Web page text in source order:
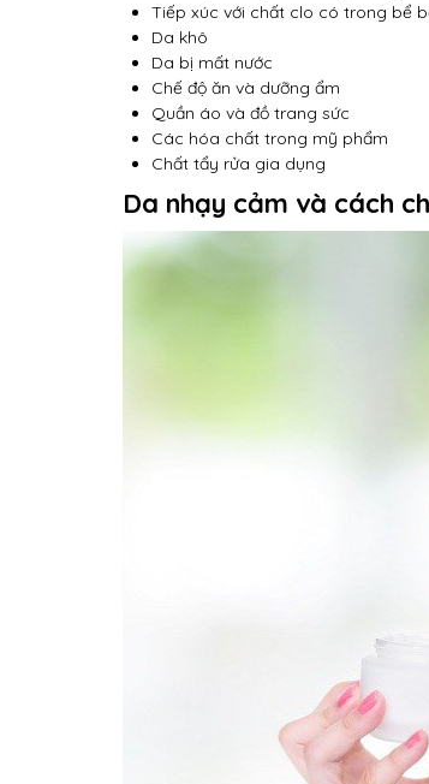
Tiếp xúc với chất clo có trong bể
Da khô
Da bị mất nước
Chế độ ăn và dưỡng ẩm
Quần áo và đồ trang sức
Các hóa chất trong mỹ phẩm
Chất tẩy rửa gia dụng
Da nhạy cảm và cách